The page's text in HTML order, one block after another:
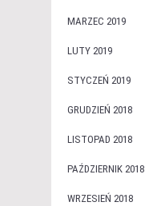
MARZEC 2019
LUTY 2019
STYCZEŃ 2019
GRUDZIEŃ 2018
LISTOPAD 2018
PAŹDZIERNIK 2018
WRZESIEŃ 2018